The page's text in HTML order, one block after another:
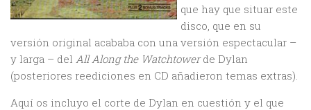
que hay que situar este
disco, que en su
versión original acababa con una versión espectacular –
y larga – del All Along the Watchtowerde Dylan
(posteriores reediciones en CD añadieron temas extras).
Aquí os incluyo el corte de Dylan en cuestión y el que